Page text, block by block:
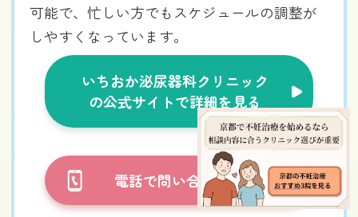
可能で、忙しい方でもスケジュールの調整が
しやすくなっています。
いちおか泌尿器科クリニック
の公式サイトで詳細を見る
電話で問い合わせる